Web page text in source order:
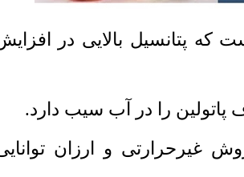
بالایی در افزایش ایمنی
را در آب سیب دارد.
و ارزان توانایی حذف